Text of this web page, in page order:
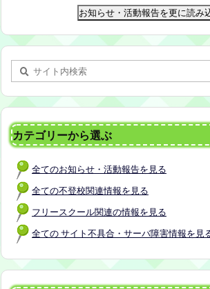
をされた方は場所を個別にメ
内容：いつもの座談会とは違
年7月24日（金）17:00まで
お知らせ・活動報告を更に読み
カテゴリーから選ぶ
全てのお知らせ・活動報告を見る
全ての不登校関連情報を見る
フリースクール関連の情報を見る
全ての サイト不具合・サーバ障害情報を見